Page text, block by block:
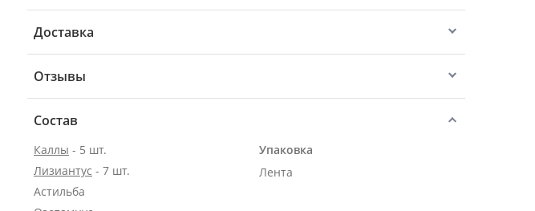
Доставка
Отзывы
Состав
Каллы - 5 шт.
Лизиантус - 7 шт.
Астильба
Упаковка
Лента